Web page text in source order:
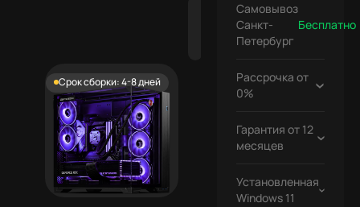
Срок сборки: 4-8 дней
Самовывоз
Санкт-
Петербург
Бесплатно
Бесплатно
Бесплатно
Бесплатно
Рассрочка от
0%
Гарантия от 12
месяцев
Установленная
Windows 11